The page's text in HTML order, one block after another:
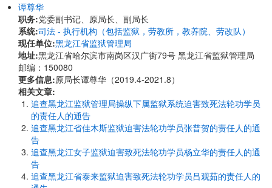
谭尊华
职务:党委副书记、原局长、副局长
系统:司法 - 执行机构（包括监狱，劳教所，教养院、劳改队）
现任单位:黑龙江省监狱管理局
地址:黑龙江省哈尔滨市南岗区汉广街79号 黑龙江省监狱管理局
邮编：150080
更多信息:原局长谭尊华（2019.4-2021.8）
相关文章:
追查黑龙江监狱管理局操纵下属监狱系统迫害致死法轮功学员
的责任人的通告
追查黑龙江省佳木斯监狱迫害法轮功学员张普贺的责任人的通
告
追查黑龙江女子监狱迫害致死法轮功学员杨立华的责任人的通
告
追查黑龙江省泰来监狱迫害致死法轮功学员吕观茹的责任人的